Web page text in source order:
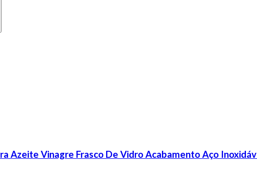
Azeite Vinagre Frasco De Vidro Acabamento Aço